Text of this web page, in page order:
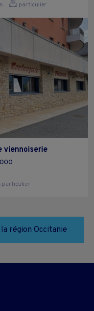
particulier
viennoiserie
particulier
région Occitanie